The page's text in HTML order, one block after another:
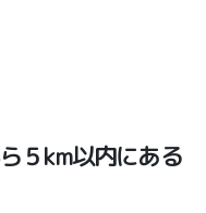
５km以内にある